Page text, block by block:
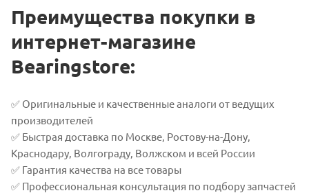
Преимущества покупки в
интернет-магазине
Bearingstore:
✅ Оригинальные и качественные аналоги от ведущих
производителей
✅ Быстрая доставка по Москве, Ростову-на-Дону,
Краснодару, Волгограду, Волжском и всей России
✅ Гарантия качества на все товары
✅ Профессиональная консультация по подбору запчастей